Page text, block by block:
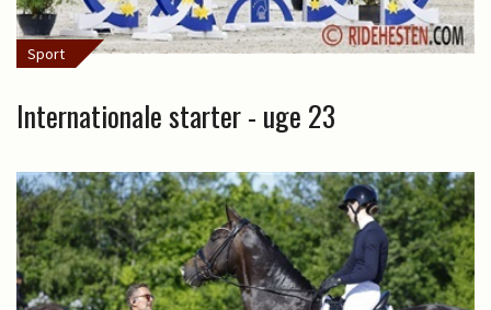
Sport
Internationale starter - uge 23